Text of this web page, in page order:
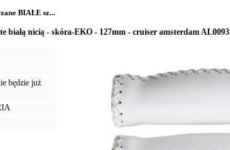
BIAŁE sz...
białą nicią - skóra-EKO - 127mm - cruiser amsterdam AL0093
będzie już